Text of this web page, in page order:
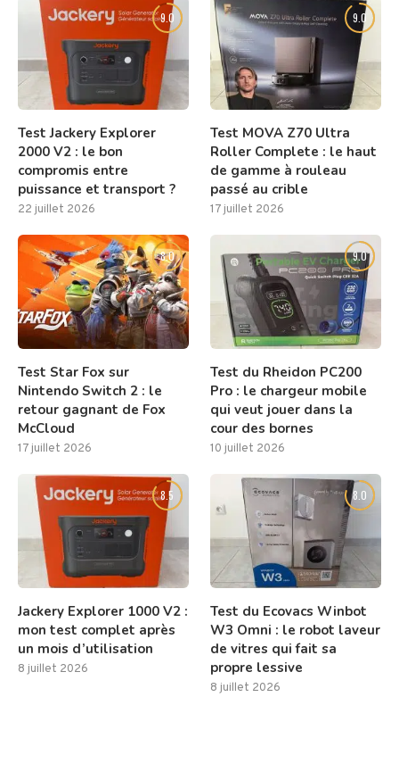
9.0
Test Jackery Explorer
2000 V2 : le bon
compromis entre
puissance et transport ?
22 juillet 2026
9.0
Test MOVA Z70 Ultra
Roller Complete : le haut
de gamme à rouleau
passé au crible
17 juillet 2026
8.0
Test Star Fox sur
Nintendo Switch 2 : le
retour gagnant de Fox
McCloud
17 juillet 2026
9.0
Test du Rheidon PC200
Pro : le chargeur mobile
qui veut jouer dans la
cour des bornes
10 juillet 2026
8.5
Jackery Explorer 1000 V2 :
mon test complet après
un mois d’utilisation
8 juillet 2026
8.0
Test du Ecovacs Winbot
W3 Omni : le robot laveur
de vitres qui fait sa
propre lessive
8 juillet 2026